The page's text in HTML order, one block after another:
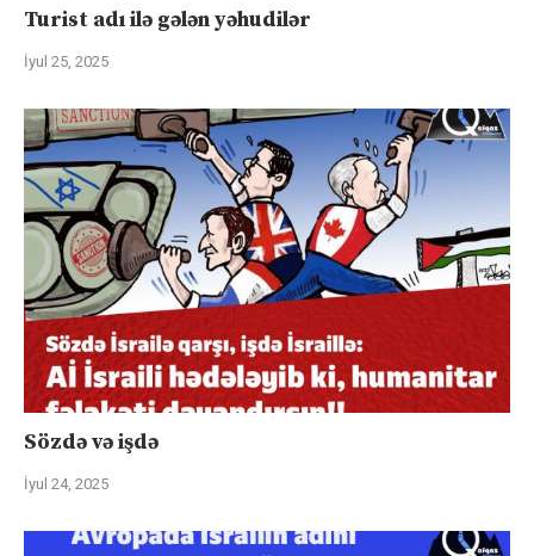
Turist adı ilə gələn yəhudilər
İyul 25, 2025
Sözdə və işdə
İyul 24, 2025